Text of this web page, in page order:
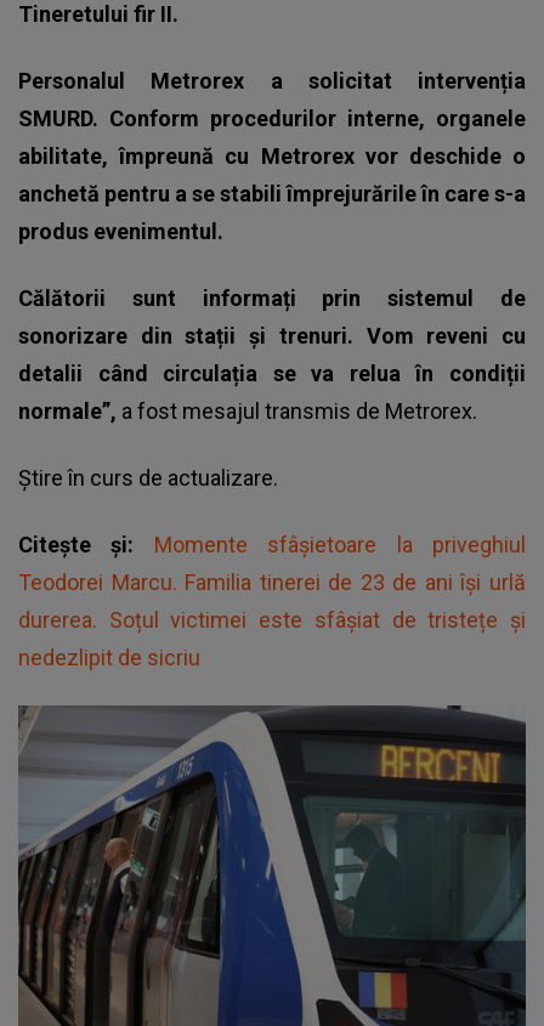
Tineretului fir II.
Personalul Metrorex a solicitat intervenția
SMURD. Conform procedurilor interne, organele
abilitate, împreună cu Metrorex vor deschide o
anchetă pentru a se stabili împrejurările în care s-a
produs evenimentul.
Călătorii sunt informați prin sistemul de
sonorizare din stații și trenuri. Vom reveni cu
detalii când circulația se va relua în condiții
normale”, a fost mesajul transmis de Metrorex.
Știre în curs de actualizare.
Citește și: Momente sfâșietoare la priveghiul
Teodorei Marcu. Familia tinerei de 23 de ani își urlă
durerea. Soțul victimei este sfâșiat de tristețe și
nedezlipit de sicriu